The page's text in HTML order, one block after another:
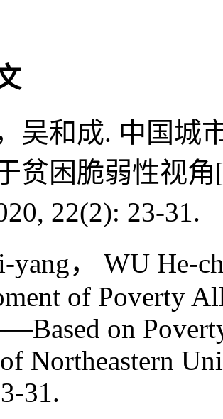
吴和成. 中国城
困脆弱性视角
22(2): 23-31.
， WU He-
of Poverty
on
Northeastern
31.